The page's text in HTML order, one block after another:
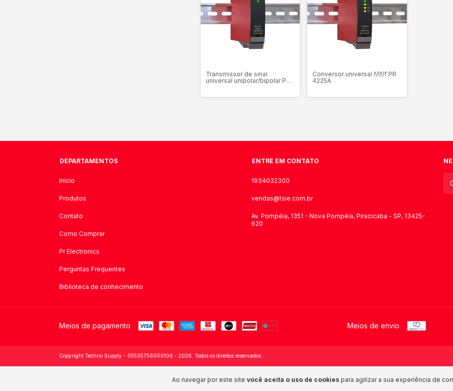
Ao navegar por este site você aceita o uso de cookies para agilizar a sua experiência de
Transmissor de sinal
universal unipolar/bipolar PR
Conversor universal f/If/f PR
4225A
DEPARTAMENTOS
Início
Produtos
Contato
Como Comprar
Pr Electronics
Perguntas Frequentes
Biblioteca de conhecimento
ENTRE EM CONTATO
1934032300
vendas@tsie.com.br
Av. Pompéia, 1351 - Nova Pompéia, Piracicaba - SP, 13425-
620
Meios de pagamento Meios de envio
Copyright Techno Supply - 05505756000106 - 2026. Todos os direitos reservados.